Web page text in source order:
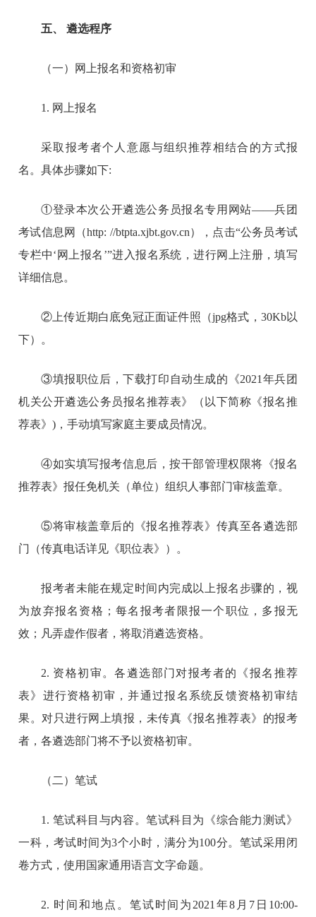
五、 遴选程序
（一）网上报名和资格初审
1. 网上报名
采取报考者个人意愿与组织推荐相结合的方式报
名。具体步骤如下:
①登录本次公开遴选公务员报名专用网站——兵团
考试信息网（http: //btpta.xjbt.gov.cn），点击“公务员考试
专栏中‘网上报名’”进入报名系统，进行网上注册，填写
详细信息。
②上传近期白底免冠正面证件照（jpg格式，30Kb以
下）。
③填报职位后，下载打印自动生成的《2021年兵团
机关公开遴选公务员报名推荐表》（以下简称《报名推
荐表》)，手动填写家庭主要成员情况。
④如实填写报考信息后，按干部管理权限将《报名
推荐表》报任免机关（单位）组织人事部门审核盖章。
⑤将审核盖章后的《报名推荐表》传真至各遴选部
门（传真电话详见《职位表》）。
报考者未能在规定时间内完成以上报名步骤的，视
为放弃报名资格；每名报考者限报一个职位，多报无
效；凡弄虚作假者，将取消遴选资格。
2. 资格初审。各遴选部门对报考者的《报名推荐
表》进行资格初审，并通过报名系统反馈资格初审结
果。对只进行网上填报，未传真《报名推荐表》的报考
者，各遴选部门将不予以资格初审。
（二）笔试
1. 笔试科目与内容。笔试科目为《综合能力测试》
一科，考试时间为3个小时，满分为100分。笔试采用闭
卷方式，使用国家通用语言文字命题。
2. 时间和地点。笔试时间为2021年8月7日10:00-